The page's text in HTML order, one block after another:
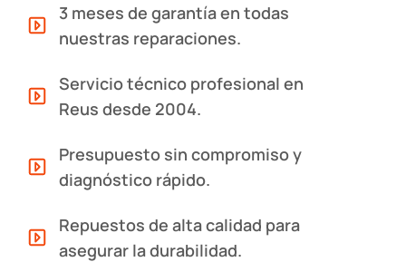
3 meses de garantía en todas
nuestras reparaciones.
Servicio técnico profesional en
Reus desde 2004.
Presupuesto sin compromiso y
diagnóstico rápido.
Repuestos de alta calidad para
asegurar la durabilidad.